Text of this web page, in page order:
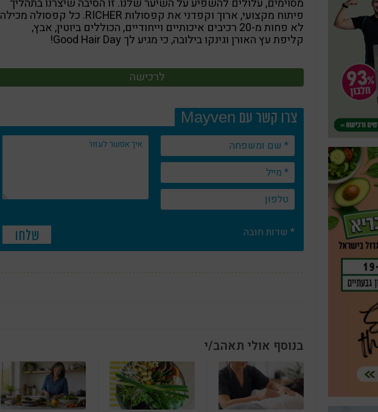
פיתוח מקצועי, ארוך וקפדני את קפסולות RICHER. כל קפסולה מכילה
לא פחות מ-20 רכיבים איכותיים וייחודיים, הכוללים ביוטין, אבץ,
קליפת עץ האורן וגינקו בילובה, כי מגיע לך Good Hair Day!
לרכישה
צרו קשר עם Mayven
* שדות חובה
בנוסף אולי תאהב/י